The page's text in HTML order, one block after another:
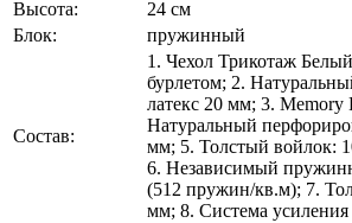
Высота:
24 см
Блок:
пружинный
Состав:
1. Чехол Трикотаж
бурлетом; 2.
латекс 20 мм; 3. Memory
Натуральный
мм; 5. Толстый войлок:
6. Независимый
(512 пружин/кв.м); 7.
мм; 8. Система усиления